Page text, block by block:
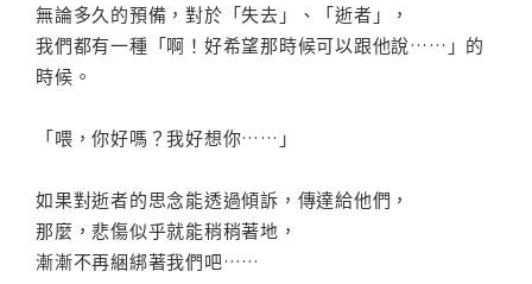
無論多久的預備，對於「失去」、「逝者」，
我們都有一種「啊！好希望那時候可以跟他說……」的
時候。
「喂，你好嗎？我好想你……」
如果對逝者的思念能透過傾訴，傳達給他們，
那麼，悲傷似乎就能稍稍著地，
漸漸不再綑綁著我們吧……